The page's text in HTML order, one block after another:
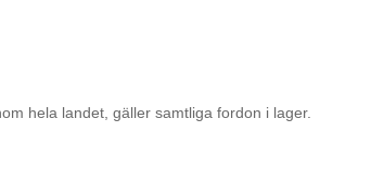
för förare och
Front Pedestrian Braking
hela landet, gäller samtliga fordon i lager.